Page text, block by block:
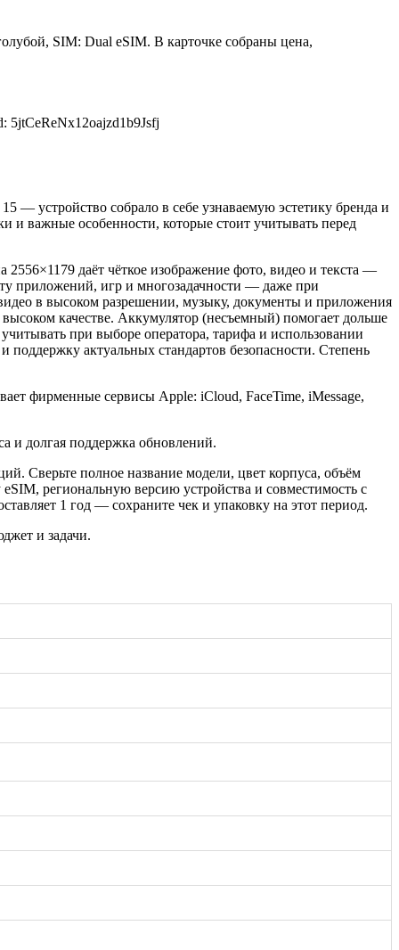
SIM: Dual eSIM. В карточке собраны цена,
— устройство собрало в себе узнаваемую эстетику бренда и
и важные особенности, которые стоит учитывать перед
2556×1179 даёт чёткое изображение фото, видео и текста —
приложений, игр и многозадачности — даже при
в высоком разрешении, музыку, документы и приложения
качестве. Аккумулятор (несъемный) помогает дольше
при выборе оператора, тарифа и использовании
актуальных стандартов безопасности. Степень
фирменные сервисы Apple: iCloud, FaceTime, iMessage,
и долгая поддержка обновлений.
Сверьте полное название модели, цвет корпуса, объём
региональную версию устройства и совместимость с
1 год — сохраните чек и упаковку на этот период.
и задачи.